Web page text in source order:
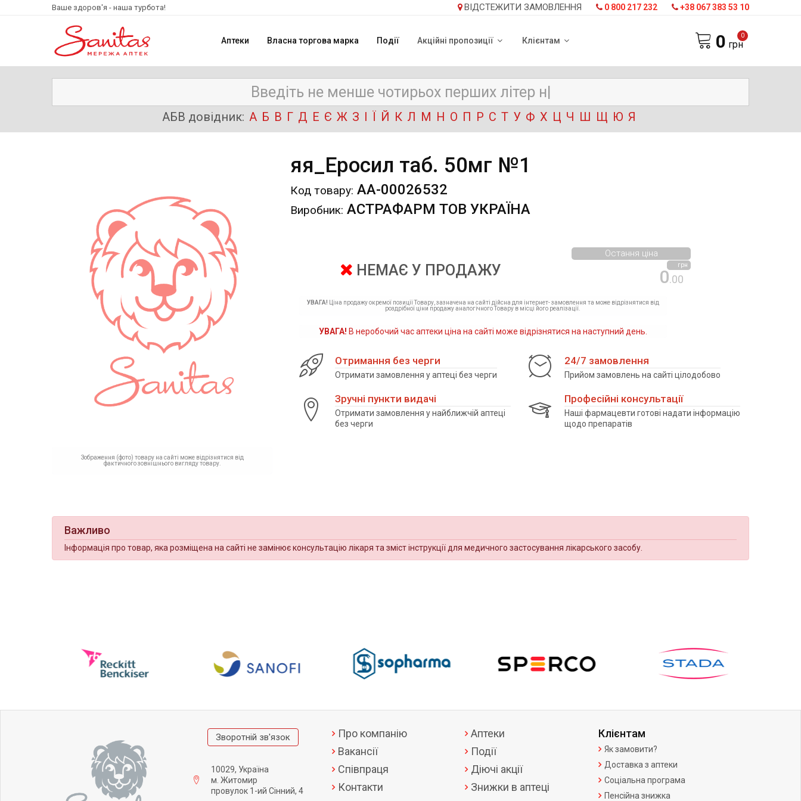
Ваше здоров'я - наша турбота! ВІДСТЕЖИТИ ЗАМОВЛЕННЯ 0 800 217 232 +38 067 383 53 10
Аптеки Власна торгова марка Події Акційні пропозиції Клієнтам
0
0 грн
АБВ довідник: А Б В Г Д Е Є Ж З І Ї Й К Л М Н О П Р С Т У Ф Х Ц Ч Ш Щ Ю Я
Зображення (фото) товару на сайті може відрізнятися від
фактичного зовнішнього вигляду товару.
яя_Еросил таб. 50мг №1
Код товару: АА-00026532
Виробник: АСТРАФАРМ ТОВ УКРАЇНА
НЕМАЄ У ПРОДАЖУ 0.00
грн
Остання ціна
УВАГА! Ціна продажу окремої позиції Товару, зазначена на сайті дійсна для інтернет- замовлення та може відрізнятися від
роздрібної ціни продажу аналогічного Товару в місці його реалізації.
УВАГА! В неробочий час аптеки ціна на сайті може відрізнятися на наступний день.
Отримання без черги
Отримати замовлення у аптеці без черги
24/7 замовлення
Прийом замовлень на сайті цілодобово
Зручні пункти видачі
Отримати замовлення у найближчій аптеці
без черги
Професійні консультації
Наші фармацевти готові надати інформацію
щодо препаратів
Важливо
Інформація про товар, яка розміщена на сайті не замінює консультацію лікаря та зміст інструкції для медичного застосування лікарського засобу.
Зворотній зв'язок
10029, Україна
м. Житомир
провулок 1-ий Сінний, 4
Про компанію
Вакансії
Співпраця
Контакти
Аптеки
Події
Діючі акції
Знижки в аптеці
Клієнтам
Як замовити?
Доставка з аптеки
Соціальна програма
Пенсійна знижка